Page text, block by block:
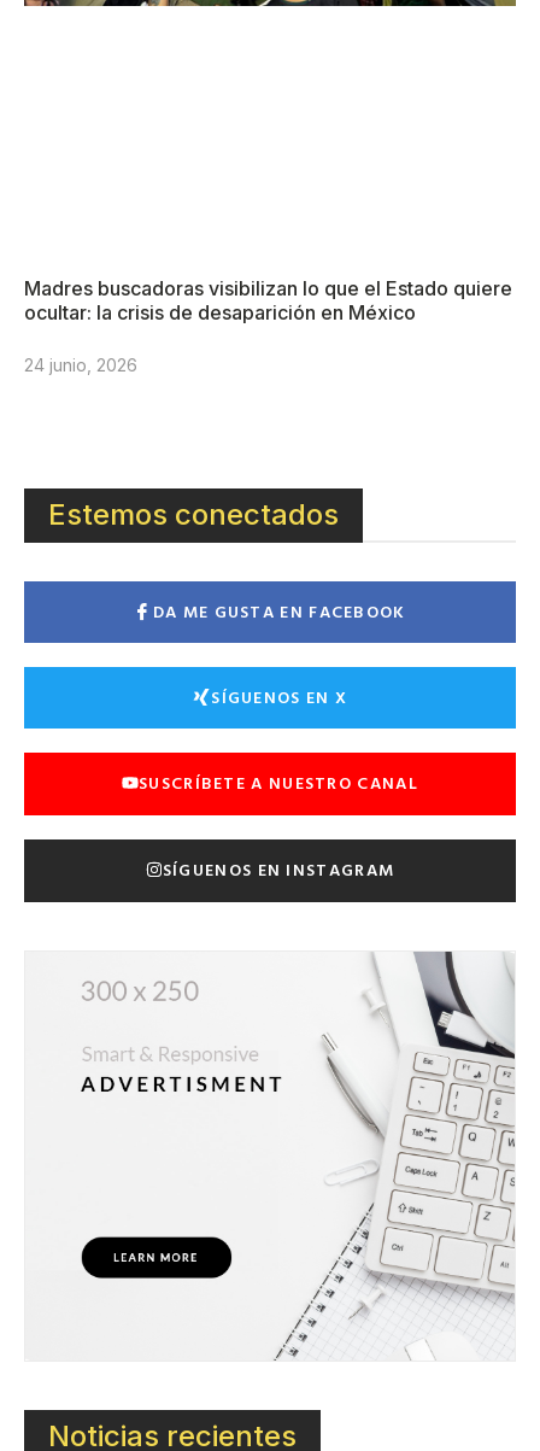
Madres buscadoras visibilizan lo que el Estado quiere
ocultar: la crisis de desaparición en México
24 junio, 2026
Estemos conectados
DA ME GUSTA EN FACEBOOK
SÍGUENOS EN X
SUSCRÍBETE A NUESTRO CANAL
SÍGUENOS EN INSTAGRAM
Noticias recientes